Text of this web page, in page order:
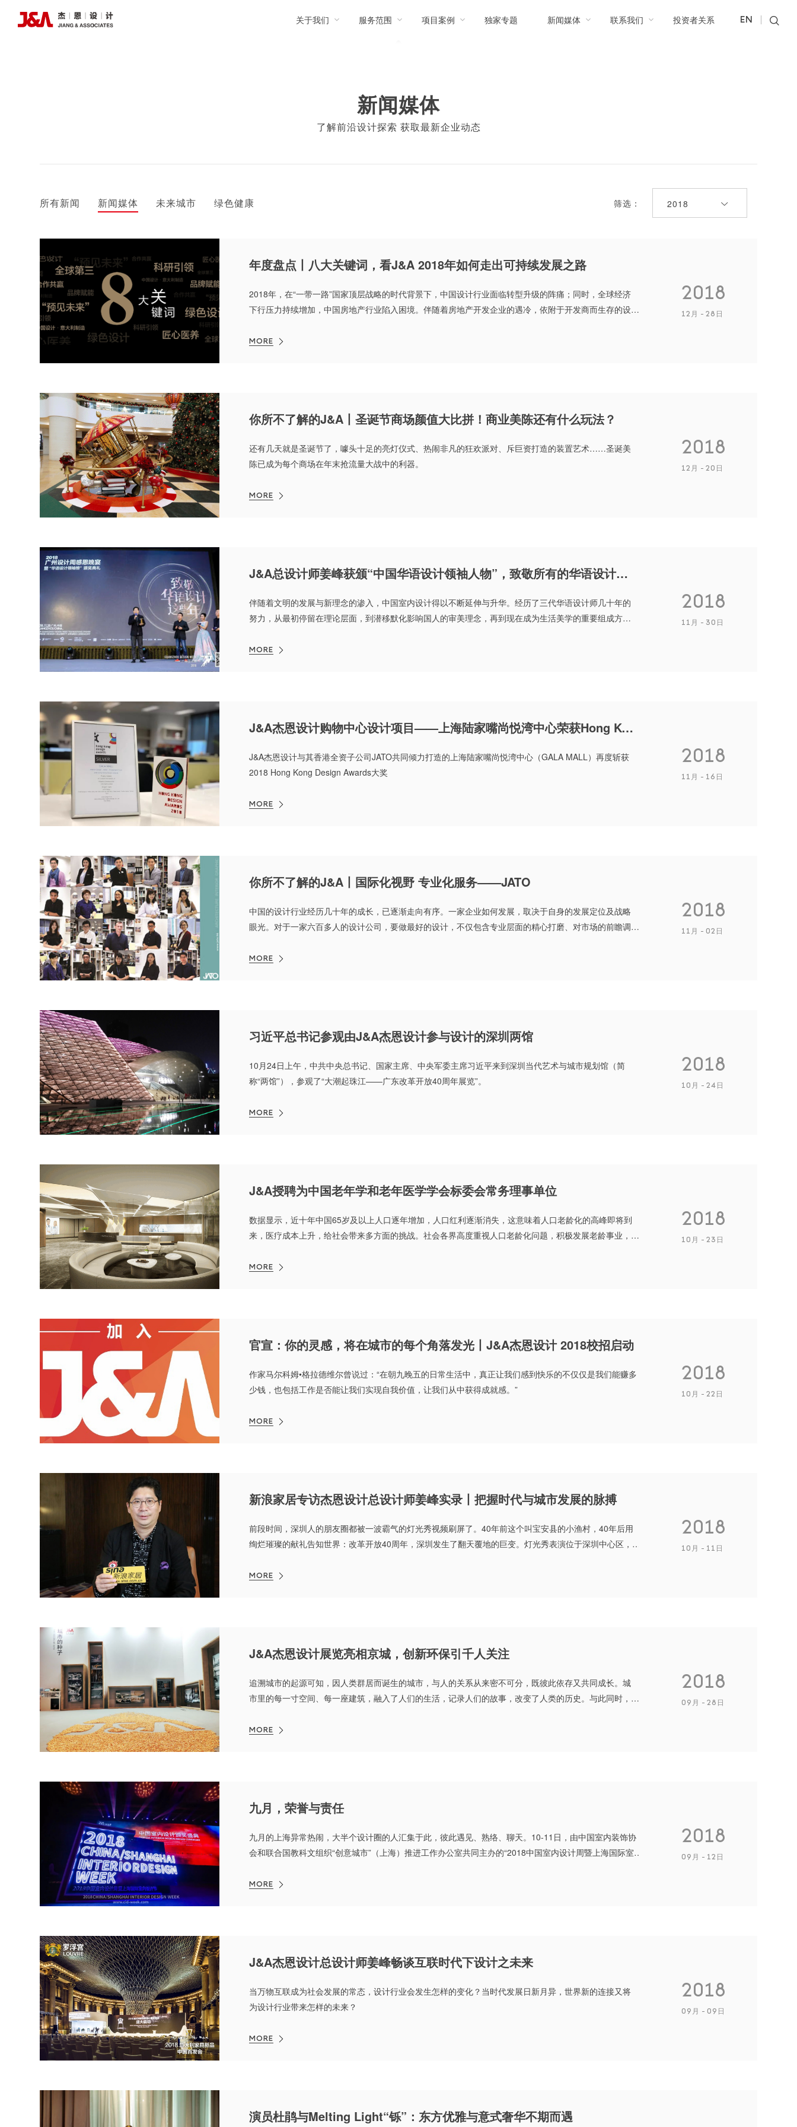
关于我们 服务范围 项目案例 独家专题 新闻媒体 联系我们 投资者关系 EN
新闻媒体
了解前沿设计探索 获取最新企业动态
所有新闻 新闻媒体 未来城市 绿色健康 筛选： 2018
年度盘点丨八大关键词，看J&A 2018年如何走出可持续发展之路
2018年，在“一带一路”国家顶层战略的时代背景下，中国设计行业面临转型升级的阵痛；同时，全球经济
下行压力持续增加，中国房地产行业陷入困境。伴随着房地产开发企业的遇冷，依附于开发商而生存的设
MORE
2018
12月 28日
你所不了解的J&A丨圣诞节商场颜值大比拼！商业美陈还有什么玩法？
还有几天就是圣诞节了，噱头十足的亮灯仪式、热闹非凡的狂欢派对、斥巨资打造的装置艺术……圣诞美
陈已成为每个商场在年末抢流量大战中的利器。
MORE
2018
12月 20日
J&A总设计师姜峰获颁“中国华语设计领袖人物”，致敬所有的华语设计贡献者们！
伴随着文明的发展与新理念的渗入，中国室内设计得以不断延伸与升华。经历了三代华语设计师几十年的
努力，从最初停留在理论层面，到潜移默化影响国人的审美理念，再到现在成为生活美学的重要组成方
MORE
2018
11月 30日
J&A杰恩设计购物中心设计项目——上海陆家嘴尚悦湾中心荣获Hong Kong Design Awards大奖
J&A杰恩设计与其香港全资子公司JATO共同倾力打造的上海陆家嘴尚悦湾中心（GALA MALL）再度斩获
2018 Hong Kong Design Awards大奖
MORE
2018
11月 16日
你所不了解的J&A丨国际化视野 专业化服务——JATO
中国的设计行业经历几十年的成长，已逐渐走向有序。一家企业如何发展，取决于自身的发展定位及战略
眼光。对于一家六百多人的设计公司，要做最好的设计，不仅包含专业层面的精心打磨、对市场的前瞻调
MORE
2018
11月 02日
习近平总书记参观由J&A杰恩设计参与设计的深圳两馆
10月24日上午，中共中央总书记、国家主席、中央军委主席习近平来到深圳当代艺术与城市规划馆（简
称“两馆”），参观了“大潮起珠江——广东改革开放40周年展览”。
MORE
2018
10月 24日
J&A授聘为中国老年学和老年医学学会标委会常务理事单位
数据显示，近十年中国65岁及以上人口逐年增加，人口红利逐渐消失，这意味着人口老龄化的高峰即将到
来，医疗成本上升，给社会带来多方面的挑战。社会各界高度重视人口老龄化问题，积极发展老龄事业，
MORE
2018
10月 23日
官宣：你的灵感，将在城市的每个角落发光丨J&A杰恩设计 2018校招启动
作家马尔科姆•格拉德维尔曾说过：“在朝九晚五的日常生活中，真正让我们感到快乐的不仅仅是我们能赚多
少钱，也包括工作是否能让我们实现自我价值，让我们从中获得成就感。”
MORE
2018
10月 22日
新浪家居专访杰恩设计总设计师姜峰实录丨把握时代与城市发展的脉搏
前段时间，深圳人的朋友圈都被一波霸气的灯光秀视频刷屏了。40年前这个叫宝安县的小渔村，40年后用
绚烂璀璨的献礼告知世界：改革开放40周年，深圳发生了翻天覆地的巨变。灯光秀表演位于深圳中心区，
MORE
2018
10月 11日
J&A杰恩设计展览亮相京城，创新环保引千人关注
追溯城市的起源可知，因人类群居而诞生的城市，与人的关系从来密不可分，既彼此依存又共同成长。城
市里的每一寸空间、每一座建筑，融入了人们的生活，记录人们的故事，改变了人类的历史。与此同时，
地，让城市的生长爆发出生命的力量，长成参天大树，为人遮挡风雨。
MORE
2018
09月 28日
九月，荣誉与责任
九月的上海异常热闹，大半个设计圈的人汇集于此，彼此遇见、熟络、聊天。10-11日，由中国室内装饰协
会和联合国教科文组织“创意城市”（上海）推进工作办公室共同主办的“2018中国室内设计周暨上海国际室
MORE
2018
09月 12日
J&A杰恩设计总设计师姜峰畅谈互联时代下设计之未来
当万物互联成为社会发展的常态，设计行业会发生怎样的变化？当时代发展日新月异，世界新的连接又将
为设计行业带来怎样的未来？
MORE
2018
09月 09日
演员杜鹃与Melting Light“铄”：东方优雅与意式奢华不期而遇